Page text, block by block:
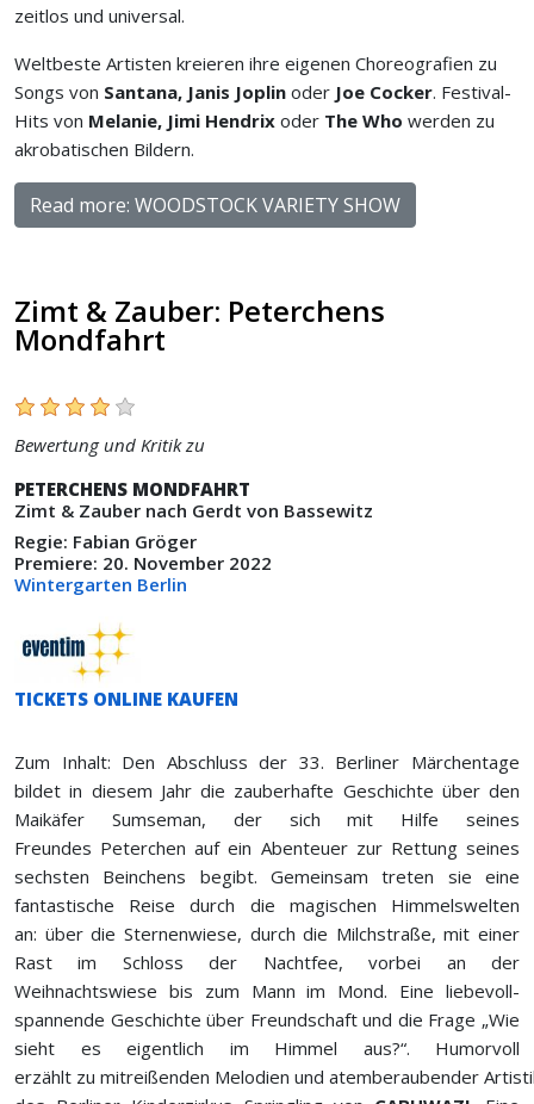
zeitlos und universal.
Weltbeste Artisten kreieren ihre eigenen Choreografien zu
Songs von Santana, Janis Joplin oder Joe Cocker. Festival-
Hits von Melanie, Jimi Hendrix oder The Who werden zu
akrobatischen Bildern.
Read more: WOODSTOCK VARIETY SHOW
Zimt & Zauber: Peterchens
Mondfahrt
Bewertung und Kritik zu
PETERCHENS MONDFAHRT
Zimt & Zauber nach Gerdt von Bassewitz
Regie: Fabian Gröger
Premiere: 20. November 2022
Wintergarten Berlin
TICKETS ONLINE KAUFEN
Zum Inhalt: Den Abschluss der 33. Berliner Märchentage
bildet in diesem Jahr die zauberhafte Geschichte über den
Maikäfer Sumseman, der sich mit Hilfe seines
Freundes Peterchen auf ein Abenteuer zur Rettung seines
sechsten Beinchens begibt. Gemeinsam treten sie eine
fantastische Reise durch die magischen Himmelswelten
an: über die Sternenwiese, durch die Milchstraße, mit einer
Rast im Schloss der Nachtfee, vorbei an der
Weihnachtswiese bis zum Mann im Mond. Eine liebevoll-
spannende Geschichte über Freundschaft und die Frage „Wie
sieht es eigentlich im Himmel aus?“. Humorvoll
erzählt zu mitreißenden Melodien und atemberaubender